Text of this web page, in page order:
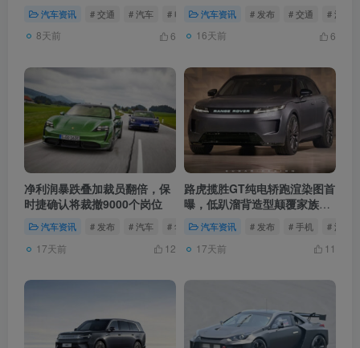
汽车资讯 # 交通 # 汽车 # 电动汽车
8天前 6
汽车资讯 # 发布 # 交通 # 汽车
16天前 6
净利润暴跌叠加裁员翻倍，保
时捷确认将裁撤9000个岗位
汽车资讯 # 发布 # 汽车 # 华为
17天前 12
路虎揽胜GT纯电轿跑渲染图首
曝，低趴溜背造型颠覆家族传
统
汽车资讯 # 发布 # 手机 # 汽车
17天前 11